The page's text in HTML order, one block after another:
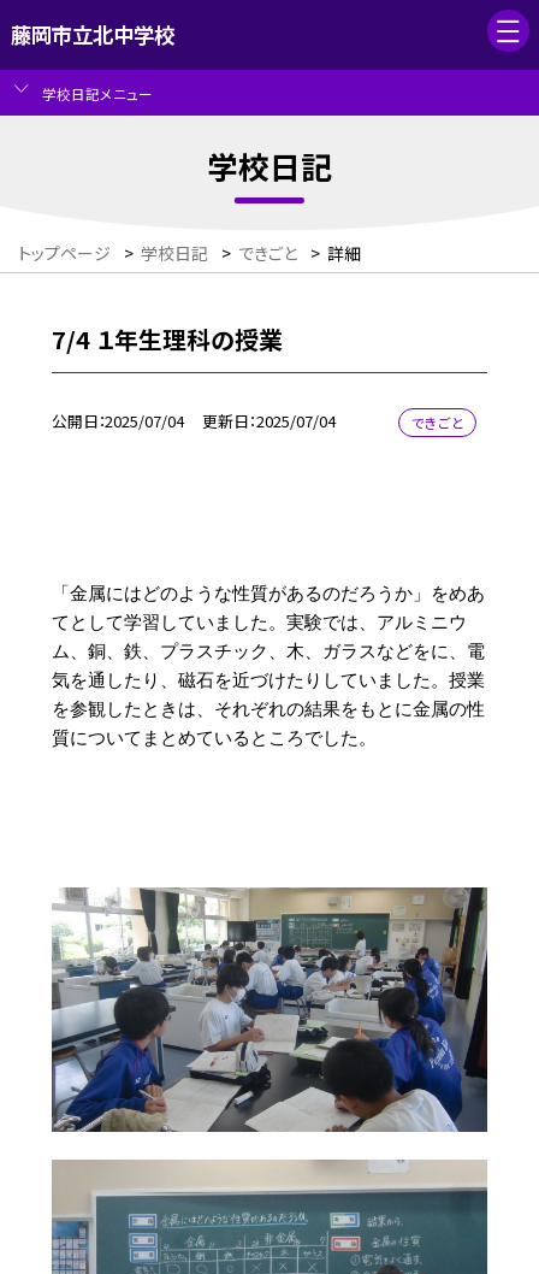
藤岡市立北中学校
学校日記メニュー
学校日記
トップページ > 学校日記 > できごと > 詳細
7/4 １年生理科の授業
公開日 2025/07/04 更新日 2025/07/04 できごと
「金属にはどのような性質があるのだろうか」をめあ
てとして学習していました。実験では、アルミニウ
ム、銅、鉄、プラスチック、木、ガラスなどをに、電
気を通したり、磁石を近づけたりしていました。授業
を参観したときは、それぞれの結果をもとに金属の性
質についてまとめているところでした。